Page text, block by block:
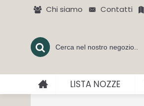
Chi siamo Contatti
LISTA NOZZE